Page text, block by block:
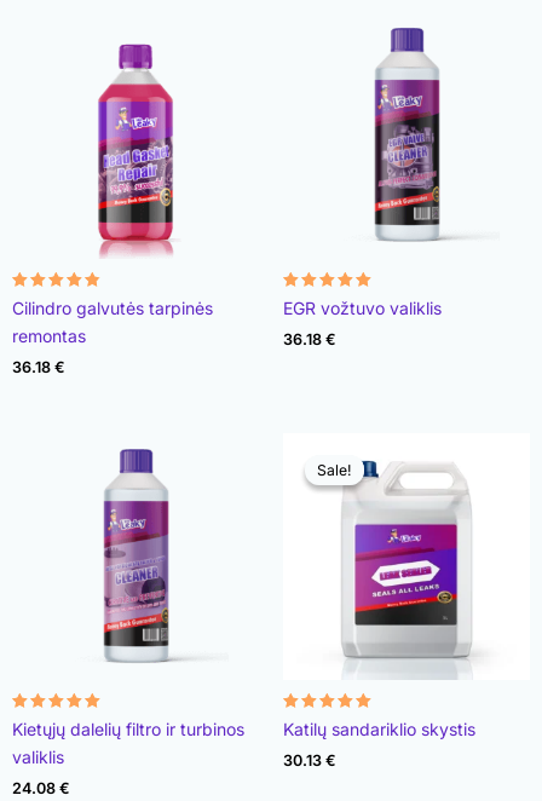
Įvertinimas:
4.78
iš 5
Cilindro galvutės tarpinės
remontas
36.18 €
Įvertinimas:
4.93
iš 5
EGR vožtuvo valiklis
36.18 €
Įvertinimas:
4.96
iš 5
Kietųjų dalelių filtro ir turbinos
valiklis
24.08 €
Sale!
Sale!
Įvertinimas:
4.89
iš 5
Katilų sandariklio skystis
30.13 €